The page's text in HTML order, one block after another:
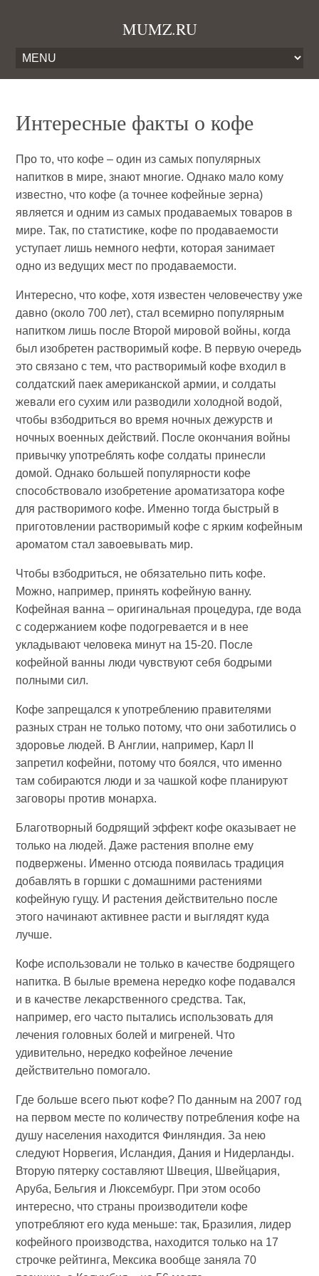
MUMZ.RU
Интересные факты о кофе
Про то, что кофе – один из самых популярных
напитков в мире, знают многие. Однако мало кому
известно, что кофе (а точнее кофейные зерна)
является и одним из самых продаваемых товаров в
мире. Так, по статистике, кофе по продаваемости
уступает лишь немного нефти, которая занимает
одно из ведущих мест по продаваемости.
Интересно, что кофе, хотя известен человечеству уже
давно (около 700 лет), стал всемирно популярным
напитком лишь после Второй мировой войны, когда
был изобретен растворимый кофе. В первую очередь
это связано с тем, что растворимый кофе входил в
солдатский паек американской армии, и солдаты
жевали его сухим или разводили холодной водой,
чтобы взбодриться во время ночных дежурств и
ночных военных действий. После окончания войны
привычку употреблять кофе солдаты принесли
домой. Однако большей популярности кофе
способствовало изобретение ароматизатора кофе
для растворимого кофе. Именно тогда быстрый в
приготовлении растворимый кофе с ярким кофейным
ароматом стал завоевывать мир.
Чтобы взбодриться, не обязательно пить кофе.
Можно, например, принять кофейную ванну.
Кофейная ванна – оригинальная процедура, где вода
с содержанием кофе подогревается и в нее
укладывают человека минут на 15-20. После
кофейной ванны люди чувствуют себя бодрыми
полными сил.
Кофе запрещался к употреблению правителями
разных стран не только потому, что они заботились о
здоровье людей. В Англии, например, Карл II
запретил кофейни, потому что боялся, что именно
там собираются люди и за чашкой кофе планируют
заговоры против монарха.
Благотворный бодрящий эффект кофе оказывает не
только на людей. Даже растения вполне ему
подвержены. Именно отсюда появилась традиция
добавлять в горшки с домашними растениями
кофейную гущу. И растения действительно после
этого начинают активнее расти и выглядят куда
лучше.
Кофе использовали не только в качестве бодрящего
напитка. В былые времена нередко кофе подавался
и в качестве лекарственного средства. Так,
например, его часто пытались использовать для
лечения головных болей и мигреней. Что
удивительно, нередко кофейное лечение
действительно помогало.
Где больше всего пьют кофе? По данным на 2007 год
на первом месте по количеству потребления кофе на
душу населения находится Финляндия. За нею
следуют Норвегия, Исландия, Дания и Нидерланды.
Вторую пятерку составляют Швеция, Швейцария,
Аруба, Бельгия и Люксембург. При этом особо
интересно, что страны производители кофе
употребляют его куда меньше: так, Бразилия, лидер
кофейного производства, находится только на 17
строчке рейтинга, Мексика вообще заняла 70